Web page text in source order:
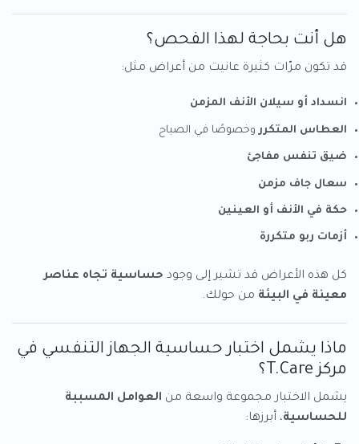
هل أنت بحاجة لهذا الفحص؟
قد تكون مرّات كثيرة عانيت من أعراض مثل:
انسداد أو سيلان الأنف المزمن
العطاس المتكرر وخصوصًا في الصباح
ضيق تنفس مفاجئ
سعال جاف مزمن
حكة في الأنف أو العينين
أزمات ربو متكررة
كل هذه الأعراض قد تشير إلى وجود حساسية تجاه عناصر
معينة في البيئة من حولك.
ماذا يشمل اختبار حساسية الجهاز التنفسي في
مركز T.Care؟
يشمل الاختبار مجموعة واسعة من العوامل المسببة
للحساسية، أبرزها: